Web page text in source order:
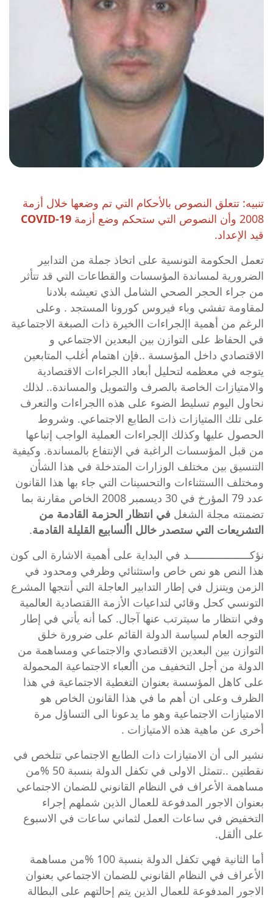
تنبيه: تتعلق النصوص بالأحكام التي تم وضعها خلال أزمة
2008 وأن النصوص التي ستحكم وضع أزمة
COVID-19
قيد الإعداد.
تعمل الحكومة التونسية على اتخاذ جملة من التدابير
الضرورية لمساندة المؤسسات والقطاعات التي قد تتأثر
من جراء الحجر الصحي الشامل الذي تعيشه بلادنا
لمقاومة تفشي وباء فيروس كورونا المستجد . وعلى
الرغم من أهمية اإلجراءات االخيرة ذات الصبغة الاجتماعية
في الحفاظ على التوازن بين البعدين الاجتماعي و
الاقتصادي داخل المؤسسة ..فإن اهتمام أغلب المتابعين
يتوجه في معظمه لتحليل أبعاد االجراءات الاقتصادية
والامتيازات الخاصة بالصرف والتمويل والمساندة.. لذلك
نحاول اليوم تسليط الضوء على هذه االجراءات والتعرف
على تلك االمتيازات ذات الطابع الاجتماعي. وشروط
الحصول عليها وكذلك اإلجراءات العملية الواجب إتباعها
من قبل المؤسسات الراغبة في الإنتفاع بالمساندة. وكيفية
التنسيق بين مختلف الوزارات المتدخلة في هذا الشأن
ومختلف االستثناءات والتحسينات التي جاء بها هذا القانون
عدد 79 المؤرخ في 30 ديسمبر 2008
الخاص مقارنة بما
تضمنته مجلة الشغل في انتظار الحزمة القادمة من
التشريعات التي ستصدر خالل األسابيع القليلة القادمة.
نؤكــــــــــــــــــــد في البداية على أهمية الاشارة الى كون
هذا النص هو نص خاص واستثنائي وظرفي ومحدود في
الزمن ويتنزل في إطار التدابير العاجلة التي أنتجها المشرع
التونسي كحل وقائي لتداعيات الأزمة االقتصادية العالمية
وفي انتظار ما سيترتب عنها آجال. كما أنه يأتي في إطار
التوجه العام لسياسة الدولة القائم على ضرورة خلق
التوازن بين البعدين الاقتصادي والاجتماعي ومساهمة من
الدولة من أجل التخفيف من األعباء الاجتماعية المحمولة
على كاهل المؤسسة بعنوان التغطية الاجتماعية في هذا
الظرف وعلى ان أهم ما في هذا القانون الخاص هو
الامتيازات الاجتماعية وهو ما يدعونا الى التساؤل مرة
أخرى عن ماهية هذه الامتيازات .
نشير الى أن الامتيازات ذات الطابع الاجتماعي تتلخص في
نقطتين ..تتمثل الاولى في تكفل الدولة بنسبة 50 %من
مساهمة الأعراف في النظام القانوني للضمان الاجتماعي
بعنوان الاجور المدفوعة للعمال الذين شملهم إجراء
التخفيض في ساعات العمل لثماني ساعات في الاسبوع
على األقل.
أما الثانية فهي تكفل الدولة بنسبة 100 %من مساهمة
الأعراف في النظام القانوني للضمان الاجتماعي بعنوان
الاجور المدفوعة للعمال الذين يتم إحالتهم على البطالة